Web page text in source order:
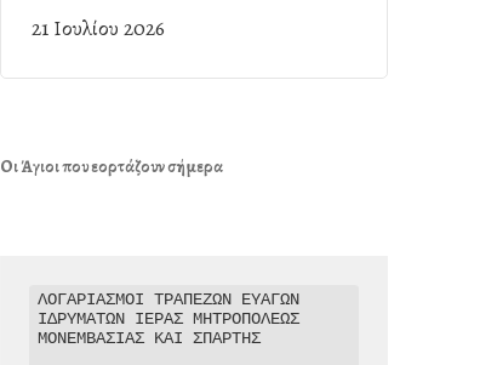
21 Ιουλίου 2026
Οι Άγιοι που εορτάζουν σήμερα
ΛΟΓΑΡΙΑΣΜΟΙ ΤΡΑΠΕΖΩΝ ΕΥΑΓΩΝ
ΙΔΡΥΜΑΤΩΝ ΙΕΡΑΣ ΜΗΤΡΟΠΟΛΕΩΣ
ΜΟΝΕΜΒΑΣΙΑΣ ΚΑΙ ΣΠΑΡΤΗΣ